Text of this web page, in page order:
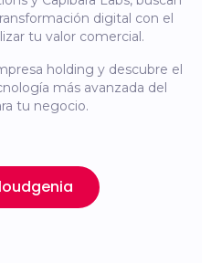
digital con el
tu valor comercial.
holding y descubre el
más avanzada del
tu negocio.